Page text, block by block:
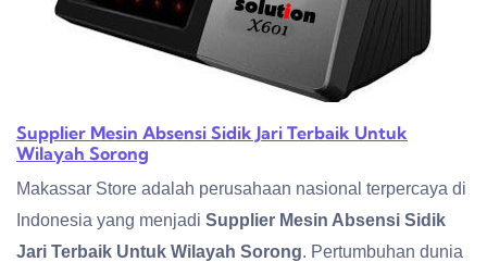
Supplier Mesin Absensi Sidik Jari Terbaik Untuk
Wilayah Sorong
Makassar Store adalah perusahaan nasional terpercaya di
Indonesia yang menjadi Supplier Mesin Absensi Sidik
Jari Terbaik Untuk Wilayah Sorong. Pertumbuhan dunia